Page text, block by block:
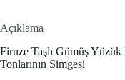
Açıklama
Firuze Taşlı Gümüş
Tonlarının Simgesi